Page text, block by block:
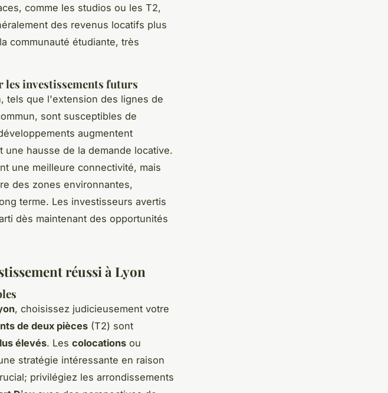
comme les studios ou les T2,
des revenus locatifs plus
communauté étudiante, très
investissements futurs
tels que l'extension des lignes de
sont susceptibles de
augmentent
hausse de la demande locative.
une meilleure connectivité, mais
des zones environnantes,
terme. Les investisseurs avertis
dès maintenant des opportunités
réussi à Lyon
, choisissez judicieusement votre
de deux pièces (T2) sont
élevés. Les colocations ou
stratégie intéressante en raison
privilégiez les arrondissements